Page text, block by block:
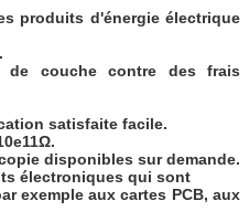
produits d'énergie électrique
de couche contre des frais
satisfaite facile.
disponibles sur demande.
électroniques qui sont
exemple aux cartes PCB, aux